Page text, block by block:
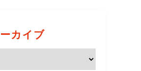
カイブ